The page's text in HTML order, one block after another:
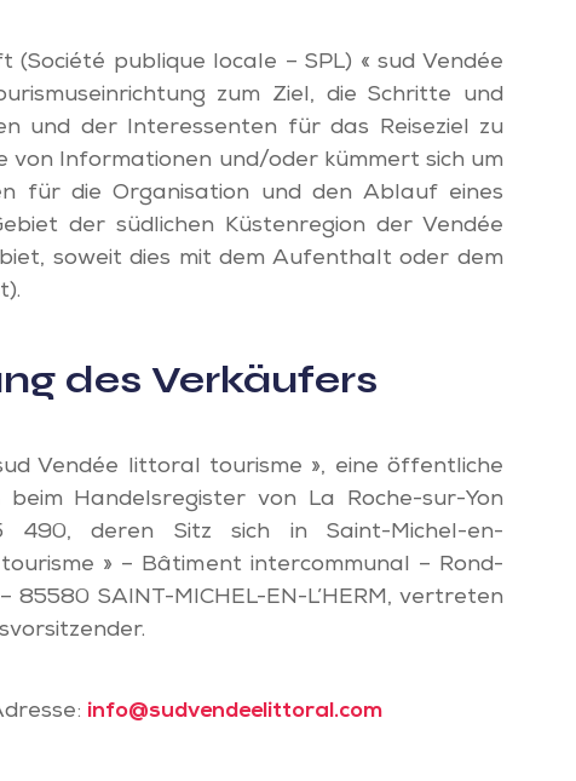
publique locale – SPL) « sud Vendée
zum Ziel, die Schritte und
und der Interessenten für das Reiseziel zu
von Informationen und/oder kümmert sich um
für die Organisation und den Ablauf eines
der südlichen Küstenregion der Vendée
soweit dies mit dem Aufenthalt oder dem
des Verkäufers
Vendée littoral tourisme », eine öffentliche
Handelsregister von La Roche-sur-Yon
490, deren Sitz sich in Saint-Michel-en-
» – Bâtiment intercommunal – Rond-
SAINT-MICHEL-EN-L’HERM, vertreten
info@sudvendeelittoral.com